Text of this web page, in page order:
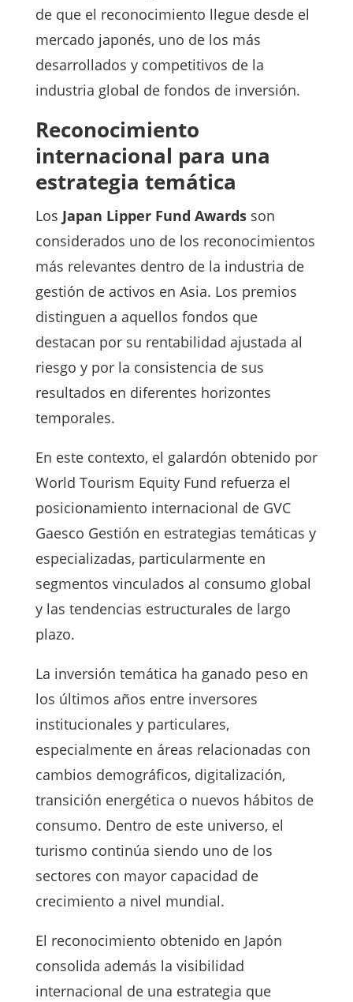
de que el reconocimiento llegue desde el
mercado japonés, uno de los más
desarrollados y competitivos de la
industria global de fondos de inversión.
Reconocimiento
internacional para una
estrategia temática
Los Japan Lipper Fund Awardsson
considerados uno de los reconocimientos
más relevantes dentro de la industria de
gestión de activos en Asia. Los premios
distinguen a aquellos fondos que
destacan por su rentabilidad ajustada al
riesgo y por la consistencia de sus
resultados en diferentes horizontes
temporales.
En este contexto, el galardón obtenido por
World Tourism Equity Fund refuerza el
posicionamiento internacional de GVC
Gaesco Gestión en estrategias temáticas y
especializadas, particularmente en
segmentos vinculados al consumo global
y las tendencias estructurales de largo
plazo.
La inversión temática ha ganado peso en
los últimos años entre inversores
institucionales y particulares,
especialmente en áreas relacionadas con
cambios demográficos, digitalización,
transición energética o nuevos hábitos de
consumo. Dentro de este universo, el
turismo continúa siendo uno de los
sectores con mayor capacidad de
crecimiento a nivel mundial.
El reconocimiento obtenido en Japón
consolida además la visibilidad
internacional de una estrategia que